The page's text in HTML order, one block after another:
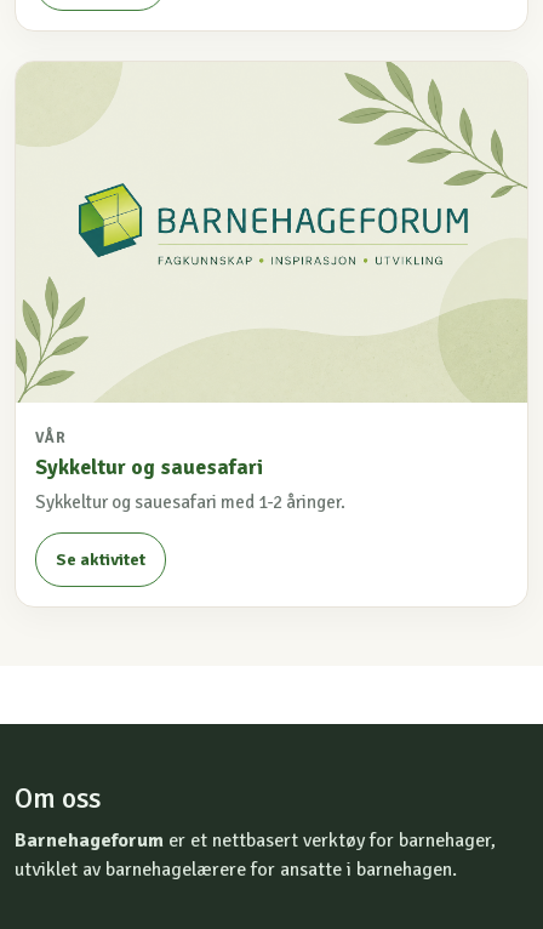
VÅR
Sykkeltur og sauesafari
Sykkeltur og sauesafari med 1-2 åringer.
Se aktivitet
Om oss
Barnehageforum er et nettbasert verktøy for barnehager,
utviklet av barnehagelærere for ansatte i barnehagen.